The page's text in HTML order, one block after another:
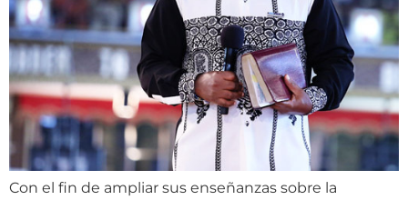
Con el fin de ampliar sus enseñanzas sobre la